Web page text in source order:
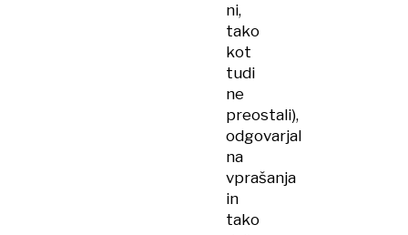
ni,
tako
kot
tudi
ne
preostali),
odgovarjal
na
vprašanja
in
tako